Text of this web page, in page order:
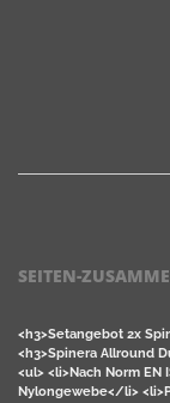
SEITEN-
<h3>Setangebot 2x
<h3>Spinera Allround
<ul> <li>Nach Norm
Nylongewebe</li>